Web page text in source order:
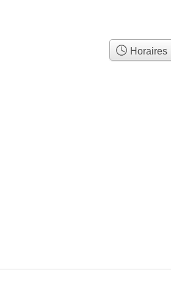
Horaires